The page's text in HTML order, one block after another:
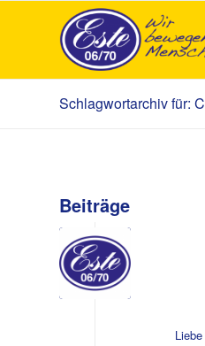
Schlagwortarchiv für:
Beiträge